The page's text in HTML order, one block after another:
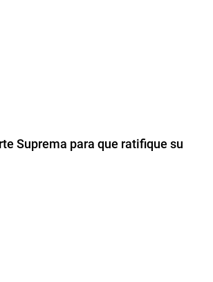
Suprema para que ratifique su